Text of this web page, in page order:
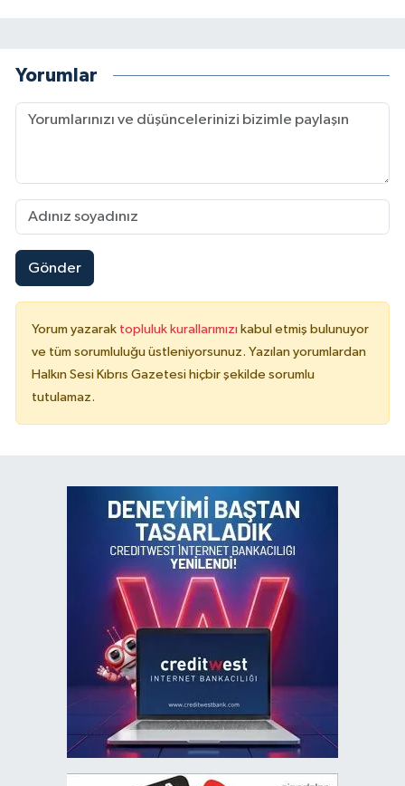
Yorumlar
Gönder
Yorum yazarak topluluk kurallarımızı kabul etmiş bulunuyor
ve tüm sorumluluğu üstleniyorsunuz. Yazılan yorumlardan
Halkın Sesi Kıbrıs Gazetesi hiçbir şekilde sorumlu
tutulamaz.